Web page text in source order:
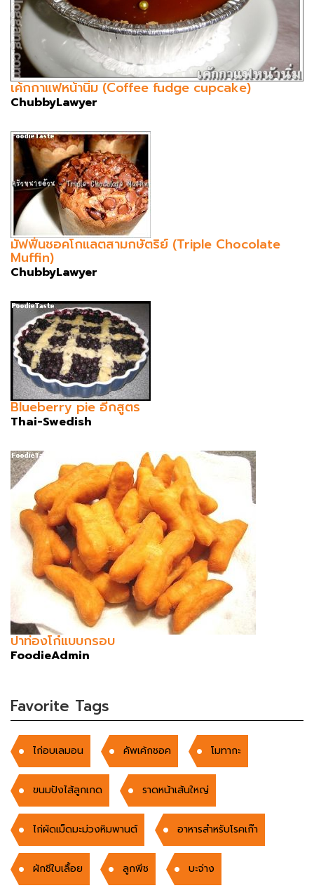
เค้กกาแฟหน้านิ่ม (Coffee fudge cupcake)
ChubbyLawyer
มัฟฟิ่นชอคโกแลตสามกษัตริย์ (Triple Chocolate
Muffin)
ChubbyLawyer
Blueberry pie อีกสูตร
Thai-Swedish
ปาท่องโก๋แบบกรอบ
FoodieAdmin
Favorite Tags
ไก่อบเลมอน คัพเค้กชอค โมทากะ
ขนมปังไส้ลูกเกด ราดหน้าเส้นใหญ่
ไก่ผัดเม็ดมะม่วงหิมพานต์ อาหารสำหรับโรคเก๊า
ผักชีใบเลื้อย ลูกพีช บะจ่าง